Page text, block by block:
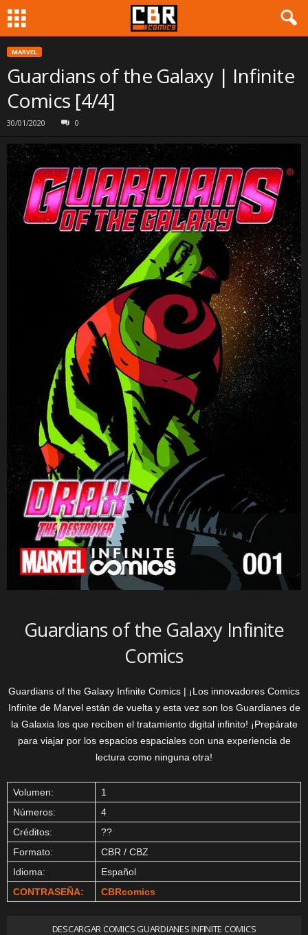
MARVEL
Guardians of the Galaxy | Infinite
Comics [4/4]
30/01/2020 0
Guardians of the Galaxy Infinite
Comics
Guardians of the Galaxy Infinite Comics | ¡Los innovadores Comics
Infinite de Marvel están de vuelta y esta vez son los Guardianes de
la Galaxia los que reciben el tratamiento digital infinito! ¡Prepárate
para viajar por los espacios espaciales con una experiencia de
lectura como ninguna otra!
Volumen:
1
Números:
4
Créditos:
??
Formato:
CBR / CBZ
Idioma:
Español
CONTRASEÑA:
CBRcomics
DESCARGAR COMICS GUARDIANES INFINITE COMICS